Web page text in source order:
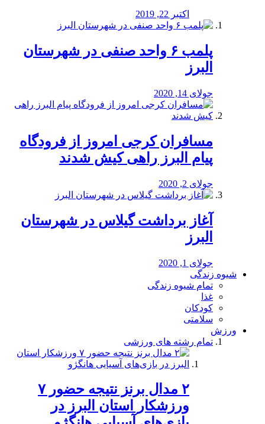
اکتبر 22, 2019
پلمب ۶ واحد صنفی در شهرستان
البرز
جولای 14, 2020
مسافران کرجی امروز از فرودگاه
پیام البرز راهی کیش شدند
جولای 2, 2020
آغاز برداشت گیلاس در شهرستان
البرز
جولای 1, 2020
شیوه زندگی
تمام شیوه زندگی
غذا
کودکان
سلامتی
ورزش
تمام رشته های ورزشی
۲ مدال برنز نتیجه حضور ۷
ورزشکار استان البرز در